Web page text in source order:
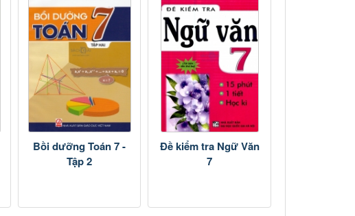
Bồi dưỡng Toán 7 -
Tập 2
Đề kiểm tra Ngữ Văn
7